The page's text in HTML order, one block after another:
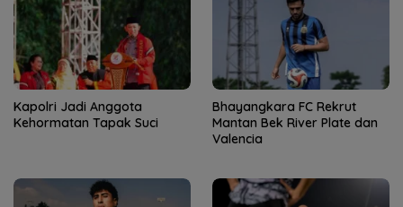
Kapolri Jadi Anggota
Kehormatan Tapak Suci
Bhayangkara FC Rekrut
Mantan Bek River Plate dan
Valencia